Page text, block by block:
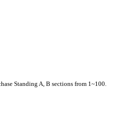
Standing A, B sections from 1~100.